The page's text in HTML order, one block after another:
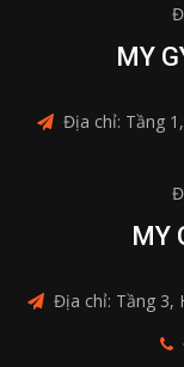
MY
Địa chỉ: Tầng
MY
Địa chỉ: Tầng 3,